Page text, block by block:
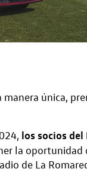
única,
los socios
la oportunidad
de La